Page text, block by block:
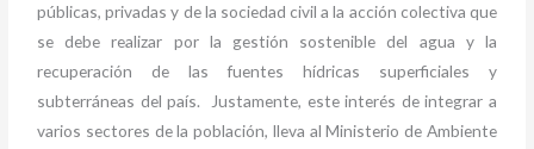
públicas, privadas y de la sociedad civil a la acción colectiva que
se debe realizar por la gestión sostenible del agua y la
recuperación de las fuentes hídricas superficiales y
subterráneas del país. Justamente, este interés de integrar a
varios sectores de la población, lleva al Ministerio de Ambiente